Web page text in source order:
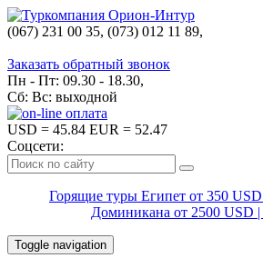
(067) 231 00 35, (073) 012 11 89,
Заказать обратный звонок
Пн - Пт: 09.30 - 18.30,
Сб: Вс: выходной
USD = 45.84 EUR = 52.47
Соцсети:
Горящие туры Египет от 350
Доминикана от 2500 USD
Toggle navigation